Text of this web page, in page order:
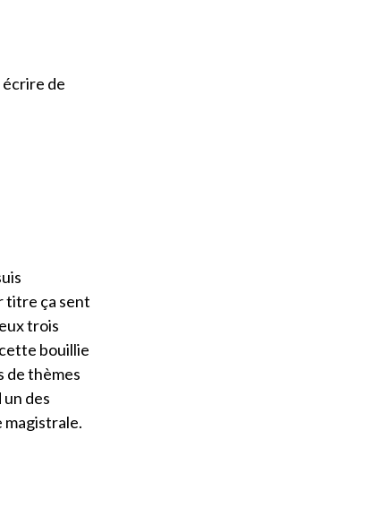
de
titre ça sent
trois
bouillie
de thèmes
des
magistrale.